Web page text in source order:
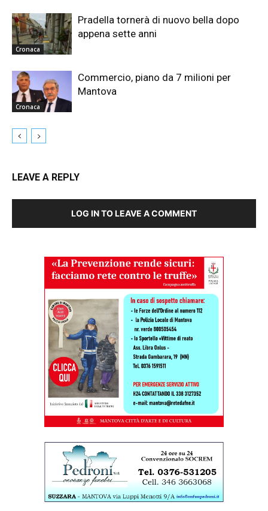
Cronaca
Pradella tornerà di nuovo bella dopo
appena sette anni
Cronaca
Commercio, piano da 7 milioni per
Mantova
LEAVE A REPLY
LOG IN TO LEAVE A COMMENT